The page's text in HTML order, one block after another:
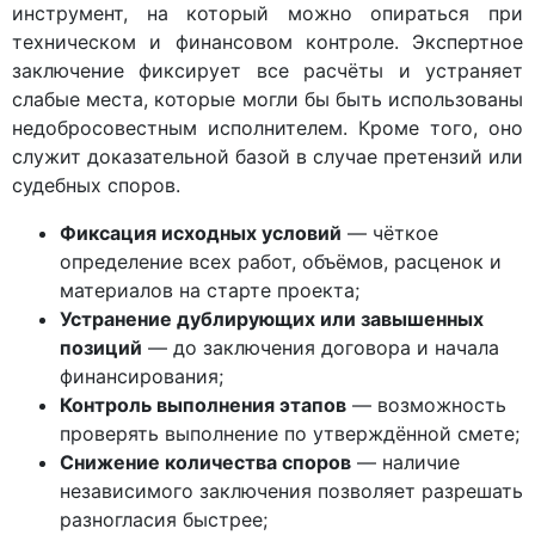
инструмент, на который можно опираться при
техническом и финансовом контроле. Экспертное
заключение фиксирует все расчёты и устраняет
слабые места, которые могли бы быть использованы
недобросовестным исполнителем. Кроме того, оно
служит доказательной базой в случае претензий или
судебных споров.
Фиксация исходных условий — чёткое
определение всех работ, объёмов, расценок и
материалов на старте проекта;
Устранение дублирующих или завышенных
позиций — до заключения договора и начала
финансирования;
Контроль выполнения этапов — возможность
проверять выполнение по утверждённой смете;
Снижение количества споров — наличие
независимого заключения позволяет разрешать
разногласия быстрее;